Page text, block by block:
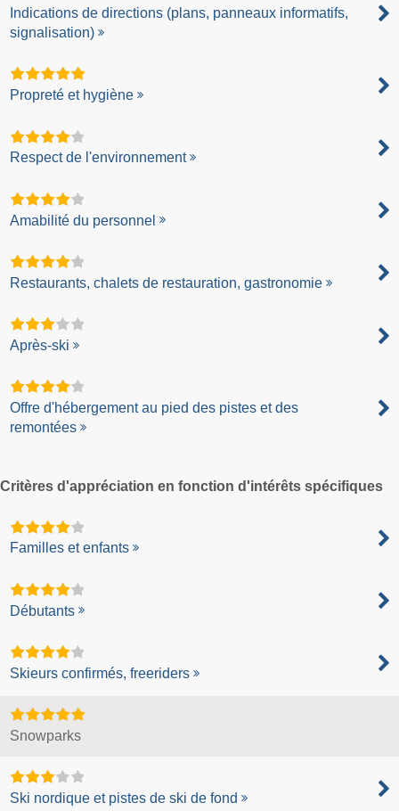
Indications de directions (plans, panneaux informatifs,
signalisation)
Propreté et hygiène
Respect de l'environnement
Amabilité du personnel
Restaurants, chalets de restauration, gastronomie
Après-ski
Offre d'hébergement au pied des pistes et des
remontées
Critères d'appréciation en fonction d'intérêts spécifiques
Familles et enfants
Débutants
Skieurs confirmés, freeriders
Snowparks
Ski nordique et pistes de ski de fond